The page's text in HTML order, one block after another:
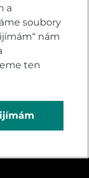
a
soubory
nám
ten